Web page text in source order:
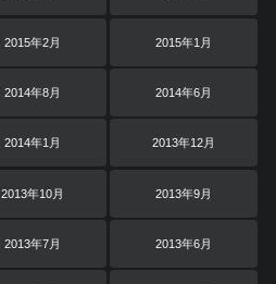
2015年2月 2015年1月
2014年8月 2014年6月
2014年1月 2013年12月
2013年10月 2013年9月
2013年7月 2013年6月